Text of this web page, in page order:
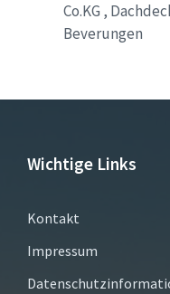
Co.KG ,
Beverungen
Wichtige Links
Kontakt
Impressum